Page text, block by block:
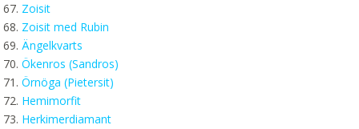
Zoisit
Zoisit med Rubin
Ängelkvarts
Ökenros (Sandros)
Örnöga (Pietersit)
Hemimorfit
Herkimerdiamant